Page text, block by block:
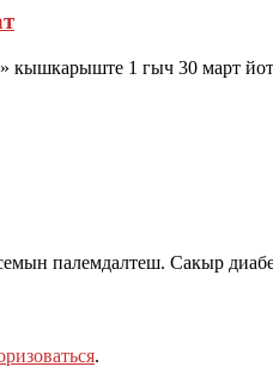
кышкарыште 1 гыч 30 март
палемдалтеш. Сакыр
.